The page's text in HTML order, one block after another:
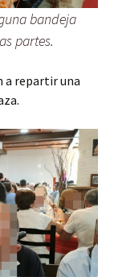
bandeja
partes.
a repartir una